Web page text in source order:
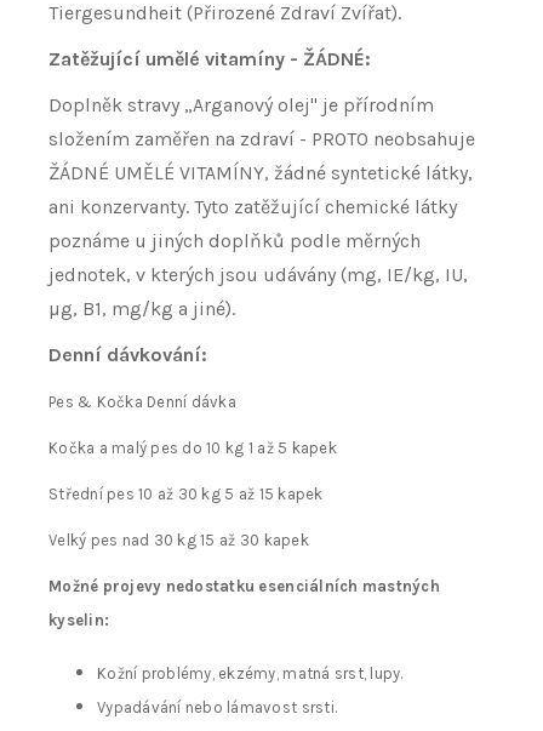
Tiergesundheit (Přirozené Zdraví Zvířat).
Zatěžující umělé vitamíny - ŽÁDNÉ:
Doplněk stravy „Arganový olej" je přírodním
složením zaměřen na zdraví - PROTO neobsahuje
ŽÁDNÉ UMĚLÉ VITAMÍNY, žádné syntetické látky,
ani konzervanty. Tyto zatěžující chemické látky
poznáme u jiných doplňků podle měrných
jednotek, v kterých jsou udávány (mg, IE/kg, IU,
µg, B1, mg/kg a jiné).
Denní dávkování:
Pes & Kočka Denní dávka
Kočka a malý pes do 10 kg 1 až 5 kapek
Střední pes 10 až 30 kg 5 až 15 kapek
Velký pes nad 30 kg 15 až 30 kapek
Možné projevy nedostatku esenciálních mastných
kyselin:
Kožní problémy, ekzémy, matná srst, lupy.
Vypadávání nebo lámavost srsti.